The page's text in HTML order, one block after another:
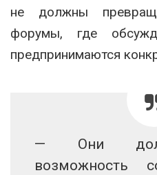
не должны
форумы, где
предпринимаются
— Они
возможность